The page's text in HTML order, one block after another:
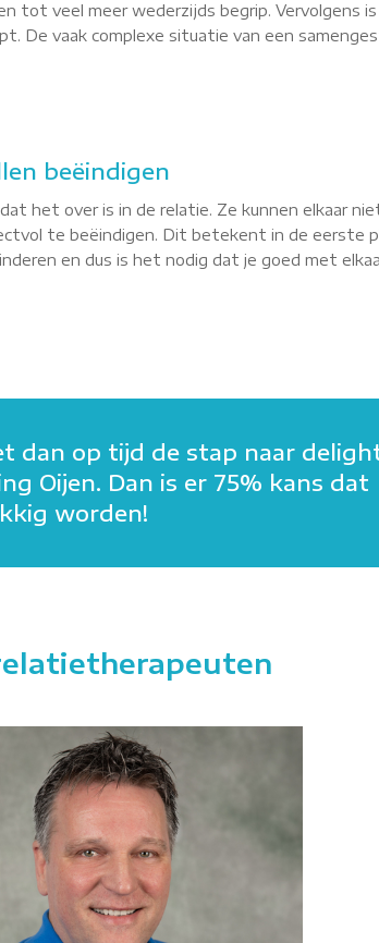
tot veel meer wederzijds begrip. Vervolgens
De vaak complexe situatie van een
beëindigen
het over is in de relatie. Ze kunnen elkaar
te beëindigen. Dit betekent in de eerste
en dus is het nodig dat je goed met
dan op tijd de stap naar
Oijen. Dan is er 75% kans dat
worden!